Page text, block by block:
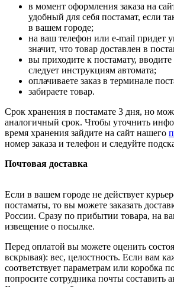
в момент оформления заказа на
удобный для себя постамат, если
в вашем городе;
на ваш телефон или e-mail придет
значит, что товар доставлен в
вы приходите к постамату,
следует инструкциям автомата;
оплачиваете заказ в терминале
забираете товар.
Срок хранения в постамате 3 дня, но
аналогичный срок. Чтобы уточнить
время хранения зайдите на сайт нашего
номер заказа и телефон и следуйте
Почтовая доставка
Если в вашем городе не действует
постаматы, то вы можете заказать
России. Сразу по прибытии товара, на
извещение о посылке.
Перед оплатой вы можете оценить
вскрывая): вес, целостность. Если вам
соответствует параметрам или коробка
попросите сотрудника почты составить